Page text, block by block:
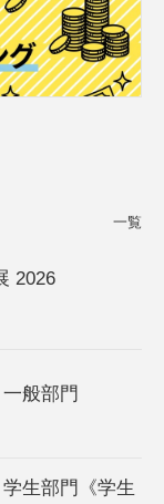
一覧
2026
般部門
生部門《学生